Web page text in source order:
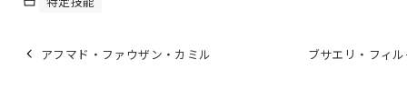
アフマド・ファウザン・カミル ブサエリ・フィ